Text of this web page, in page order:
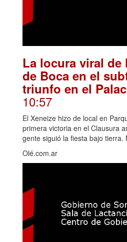
La locura viral
de Boca en el
triunfo en el
10:57
El Xeneize hizo de local en
primera victoria en el Clausura
gente siguió la fiesta bajo tierra.
Olé.com.ar